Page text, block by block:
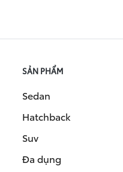
SẢN PHẨM
Sedan
Hatchback
Suv
Đa dụng